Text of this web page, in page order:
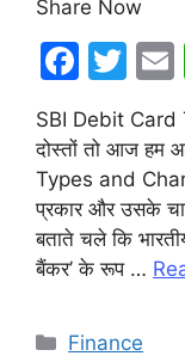
Share Now
F
a
c
e
b
o
o
k
T
w
itt
er l
SBI Debit Card
दोस्तों तो आज हम
Types and
प्रकार और उसके
बताते चले कि
बैंकर’ के रूप …
Categories
Finance